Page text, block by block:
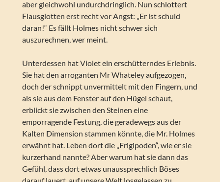
aber gleichwohl undurchdringlich. Nun schlottert
Flausglotten erst recht vor Angst: „Er ist schuld
daran!“ Es fällt Holmes nicht schwer sich
auszurechnen, wer meint.
Unterdessen hat Violet ein erschütterndes Erlebnis.
Sie hat den arroganten Mr Whateley aufgezogen,
doch der schnippt unvermittelt mit den Fingern, und
als sie aus dem Fenster auf den Hügel schaut,
erblickt sie zwischen den Steinen eine
emporragende Festung, die geradewegs aus der
Kalten Dimension stammen könnte, die Mr. Holmes
erwähnt hat. Leben dort die „Frigipoden“, wie er sie
kurzerhand nannte? Aber warum hat sie dann das
Gefühl, dass dort etwas unaussprechlich Böses